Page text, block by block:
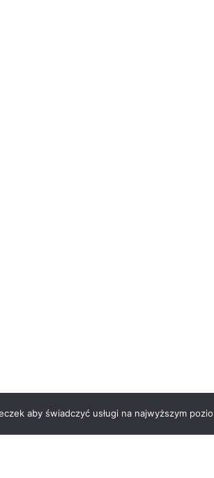
aby świadczyć usługi na najwyższym